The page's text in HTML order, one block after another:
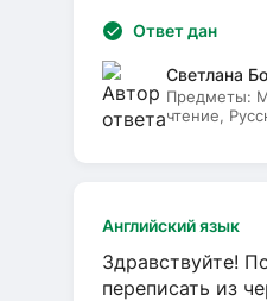
Ответ дан
Светлана
Предметы:
чтение,
Английский язык
Здравствуйте!
переписать из